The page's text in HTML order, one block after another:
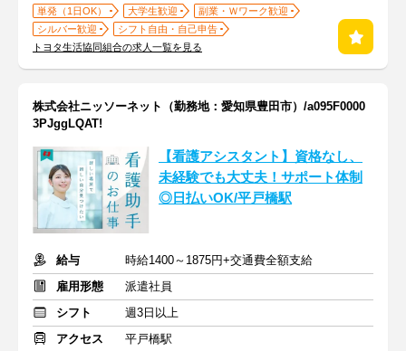
単発（1日OK） 大学生歓迎
副業・Ｗワーク歓迎
シルバー歓迎
シフト自由・自己申告
トヨタ生活協同組合の求人一覧を見る
株式会社ニッソーネット（勤務地：愛知県豊田市）/a095F0000
3PJggLQAT!
【看護アシスタント】資格なし、
未経験でも大丈夫！サポート体制
◎日払いOK/平戸橋駅
給与
時給1400～1875円+交通費全額支給
雇用形態
派遣社員
シフト
週3日以上
アクセス
平戸橋駅